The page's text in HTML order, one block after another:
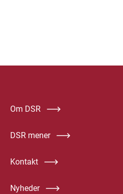
Om DSR
DSR mener
Kontakt
Nyheder